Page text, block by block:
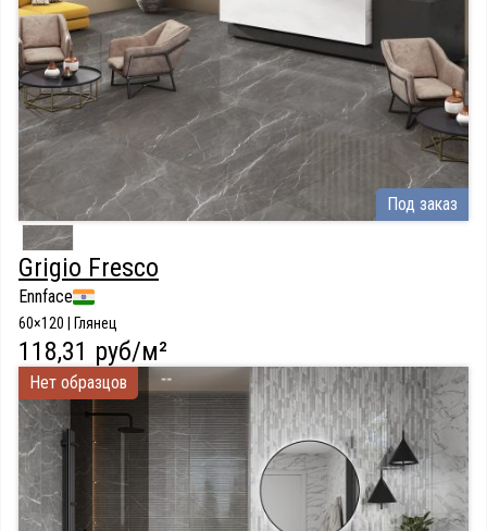
Под заказ
Grigio Fresco
Ennface
60×120 | Глянец
118,31 руб/м²
Нет образцов